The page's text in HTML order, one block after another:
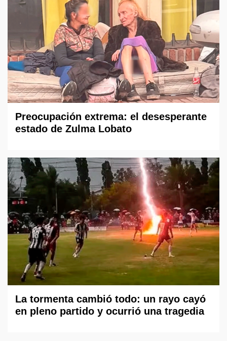
Preocupación extrema: el desesperante
estado de Zulma Lobato
La tormenta cambió todo: un rayo cayó
en pleno partido y ocurrió una tragedia